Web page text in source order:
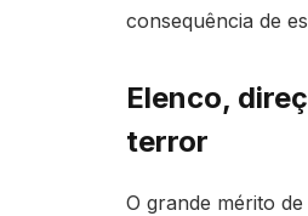
consequência de
Elenco,
terror
O grande mérito